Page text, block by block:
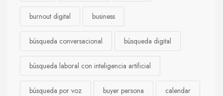
burnout digital business
búsqueda conversacional búsqueda digital
búsqueda laboral con inteligencia artificial
búsqueda por voz buyer persona calendar